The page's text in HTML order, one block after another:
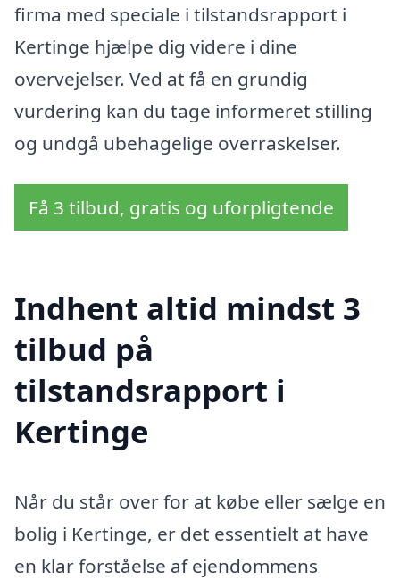
firma med speciale i tilstandsrapport i
Kertinge hjælpe dig videre i dine
overvejelser. Ved at få en grundig
vurdering kan du tage informeret stilling
og undgå ubehagelige overraskelser.
Få 3 tilbud, gratis og uforpligtende
Indhent altid mindst 3
tilbud på
tilstandsrapport i
Kertinge
Når du står over for at købe eller sælge en
bolig i Kertinge, er det essentielt at have
en klar forståelse af ejendommens